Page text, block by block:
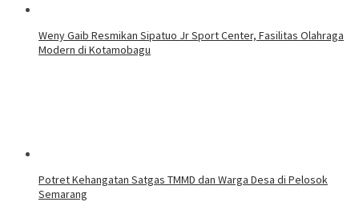
Weny Gaib Resmikan Sipatuo Jr Sport Center, Fasilitas Olahraga
Modern di Kotamobagu
Potret Kehangatan Satgas TMMD dan Warga Desa di Pelosok
Semarang